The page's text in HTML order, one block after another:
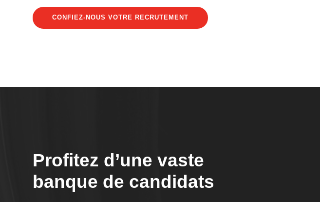
CONFIEZ-NOUS VOTRE RECRUTEMENT
Profitez d’une vaste
banque de candidats